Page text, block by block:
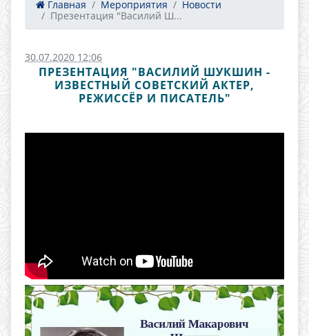
Главная Мероприятия
Новости
Презентация "Василий Ш...
30.07.2020 12:06
ПРЕЗЕНТАЦИЯ "ВАСИЛИЙ ШУКШИН -
ИЗВЕСТНЫЙ СОВЕТСКИЙ АКТЕР,
РЕЖИССЁР И ПИСАТЕЛЬ"